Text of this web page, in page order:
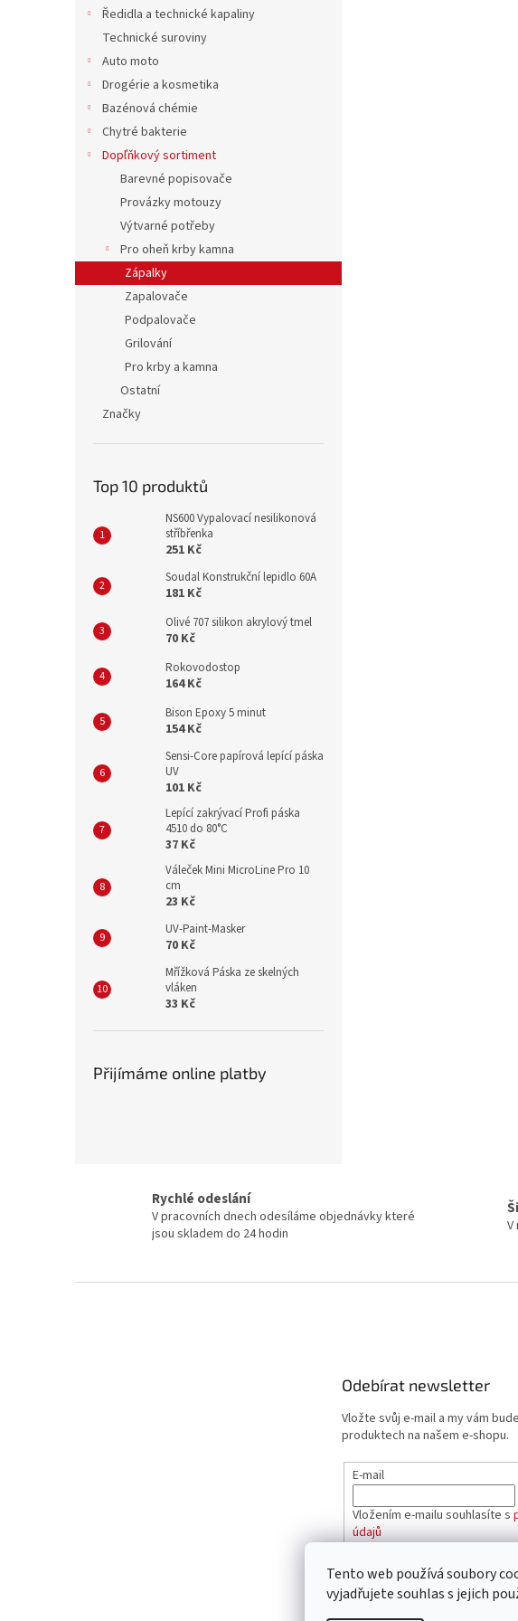
Tento web používá soubory
vyjadřujete souhlas s jejich
Ředidla a technické kapaliny
Technické suroviny
Auto moto
Drogérie a kosmetika
Bazénová chémie
Chytré bakterie
Dopľňkový sortiment
Barevné popisovače
Provázky motouzy
Výtvarné potřeby
Pro oheň krby kamna
Zápalky
Zapalovače
Podpalovače
Grilování
Pro krby a kamna
Ostatní
Značky
Top 10 produktů
NS600 Vypalovací nesilikonová
stříbřenka
251 Kč
Soudal Konstrukční lepidlo 60A
181 Kč
Olivé 707 silikon akrylový tmel
70 Kč
Rokovodostop
164 Kč
Bison Epoxy 5 minut
154 Kč
Sensi-Core papírová lepící páska
UV
101 Kč
Lepící zakrývací Profi páska
4510 do 80°C
37 Kč
Váleček Mini MicroLine Pro 10
cm
23 Kč
UV-Paint-Masker
70 Kč
Mřížková Páska ze skelných
vláken
33 Kč
Přijímáme online platby
Rychlé odeslání
V pracovních dnech odesíláme objednávky které
jsou skladem do 24 hodin
Odebírat newsletter
Vložte svůj e-mail a my vám
produktech na našem e-shopu.
E-mail
Vložením e-mailu souhlasíte s
údajů
PŘIHLÁSIT SE